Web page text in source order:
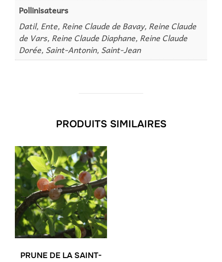
Pollinisateurs
Datil, Ente, Reine Claude de Bavay, Reine Claude
de Vars, Reine Claude Diaphane, Reine Claude
Dorée, Saint-Antonin, Saint-Jean
PRODUITS SIMILAIRES
PRUNE DE LA SAINT-